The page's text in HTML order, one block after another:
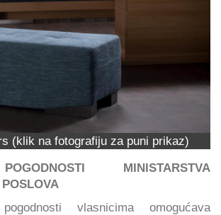
(klik na fotografiju za puni prikaz)
MINISTARSTVA
vlasnicima omogućava